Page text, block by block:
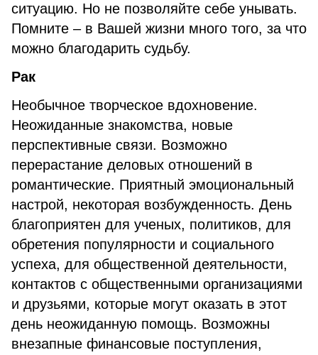
ситуацию. Но не позволяйте себе унывать.
Помните – в Вашей жизни много того, за что
можно благодарить судьбу.
Рак
Необычное творческое вдохновение.
Неожиданные знакомства, новые
перспективные связи. Возможно
перерастание деловых отношений в
романтические. Приятный эмоциональный
настрой, некоторая возбужденность. День
благоприятен для ученых, политиков, для
обретения популярности и социального
успеха, для общественной деятельности,
контактов с общественными организациями
и друзьями, которые могут оказать в этот
день неожиданную помощь. Возможны
внезапные финансовые поступления,